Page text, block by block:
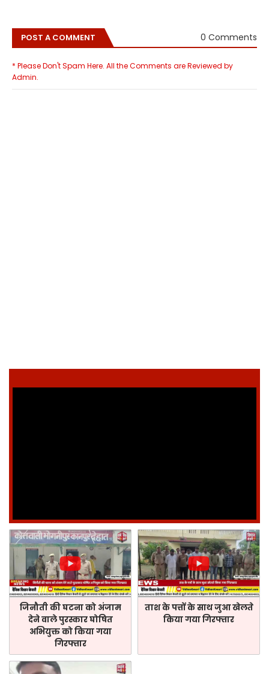
POST A COMMENT 0 Comments
* Please Don't Spam Here. All the Comments are Reviewed by
Admin.
जिनौती की घटना को अंजाम
देने वाले पुरस्कार घोषित
अभियुक्त को किया गया
गिरफ्तार
ताश के पत्तों के साथ जुआ खेलते
किया गया गिरफ्तार